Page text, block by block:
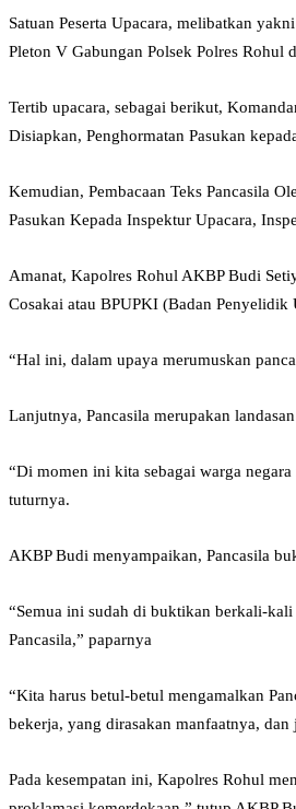
Satuan Peserta Upacara, melibatkan
Pleton V Gabungan Polsek Polres Rohul
Tertib upacara, sebagai berikut,
Disiapkan, Penghormatan Pasukan
Kemudian, Pembacaan Teks Pancasila
Pasukan Kepada Inspektur Upacara,
Amanat, Kapolres Rohul AKBP Budi
Cosakai atau BPUPKI (Badan Penyelidik
“Hal ini, dalam upaya merumuskan
Lanjutnya, Pancasila merupakan
“Di momen ini kita sebagai warga
tuturnya.
AKBP Budi menyampaikan, Pancasila
“Semua ini sudah di buktikan berkali-kali
Pancasila,” paparnya
“Kita harus betul-betul mengamalkan
bekerja, yang dirasakan manfaatnya,
Pada kesempatan ini, Kapolres Rohul